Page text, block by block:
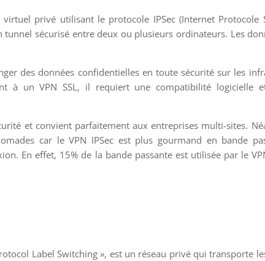
virtuel privé utilisant le protocole IPSec (Internet Protocole
tunnel sécurisé entre deux ou plusieurs ordinateurs. Les
des données confidentielles en toute sécurité sur les
à un VPN SSL, il requiert une compatibilité logicielle
et convient parfaitement aux entreprises multi-sites.
car le VPN IPSec est plus gourmand en bande
En effet, 15% de la bande passante est utilisée par le
Label Switching », est un réseau privé qui transporte